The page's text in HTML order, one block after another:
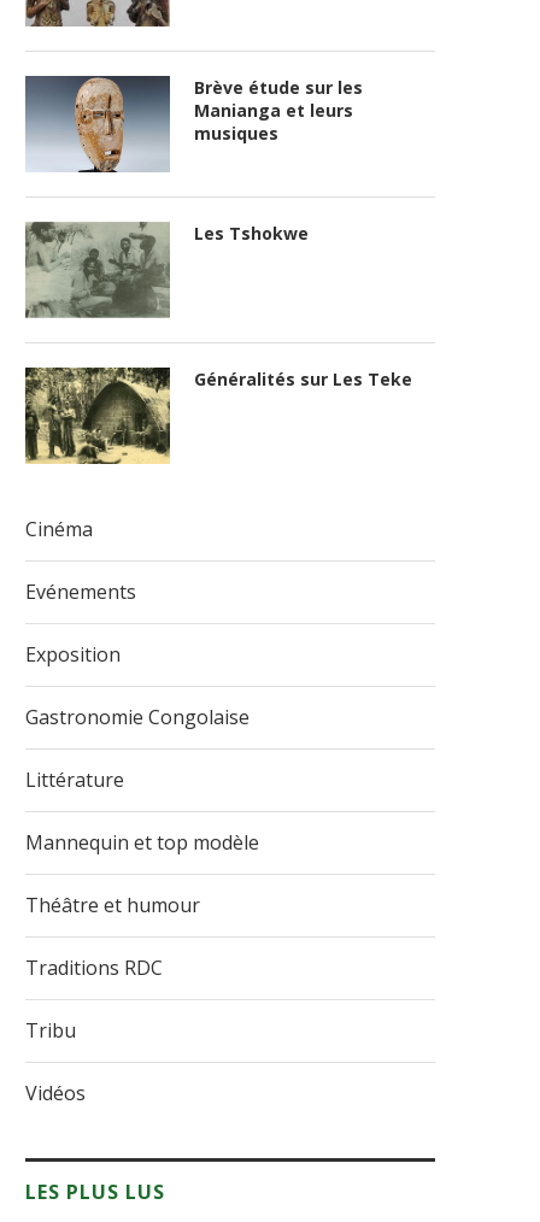
Brève étude sur les
Manianga et leurs
musiques
Les Tshokwe
Généralités sur Les Teke
Cinéma
Evénements
Exposition
Gastronomie Congolaise
Littérature
Mannequin et top modèle
Théâtre et humour
Traditions RDC
Tribu
Vidéos
LES PLUS LUS